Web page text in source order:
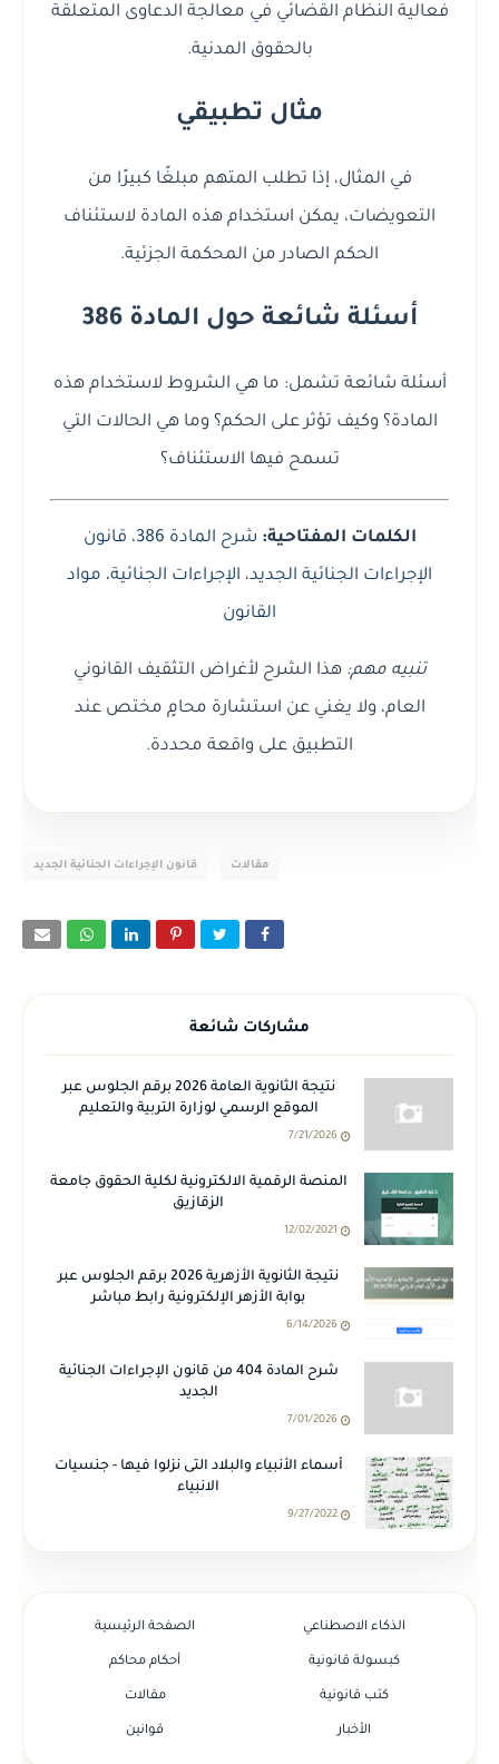
فعالية النظام القضائي في معالجة الدعاوى المتعلقة
بالحقوق المدنية.
مثال تطبيقي
في المثال، إذا تطلب المتهم مبلغًا كبيرًا من
التعويضات، يمكن استخدام هذه المادة لاستئناف
الحكم الصادر من المحكمة الجزئية.
أسئلة شائعة حول المادة 386
أسئلة شائعة تشمل: ما هي الشروط لاستخدام هذه
المادة؟ وكيف تؤثر على الحكم؟ وما هي الحالات التي
تسمح فيها الاستئناف؟
الكلمات المفتاحية: شرح المادة 386 ، قانون
الإجراءات الجنائية الجديد، الإجراءات الجنائية، مواد
القانون
تنبيه مهم: هذا الشرح لأغراض التثقيف القانوني
العام، ولا يغني عن استشارة محامٍ مختص عند
التطبيق على واقعة محددة.
قانون الإجراءات الجنائية الجديد مقالات
مشاركات شائعة
نتيجة الثانوية العامة 2026 برقم الجلوس عبر
الموقع الرسمي لوزارة التربية والتعليم
7/21/2026
المنصة الرقمية الالكترونية لكلية الحقوق جامعة
الزقازيق
12/02/2021
نتيجة الثانوية الأزهرية 2026 برقم الجلوس عبر
بوابة الأزهر الإلكترونية رابط مباشر
6/14/2026
شرح المادة 404 من قانون الإجراءات الجنائية
الجديد
7/01/2026
أسماء الأنبياء والبلاد التى نزلوا فيها - جنسيات
الانبياء
9/27/2022
الصفحة الرئيسية الذكاء الاصطناعي
أحكام محاكم كبسولة قانونية
مقالات كتب قانونية
قوانين الأخبار